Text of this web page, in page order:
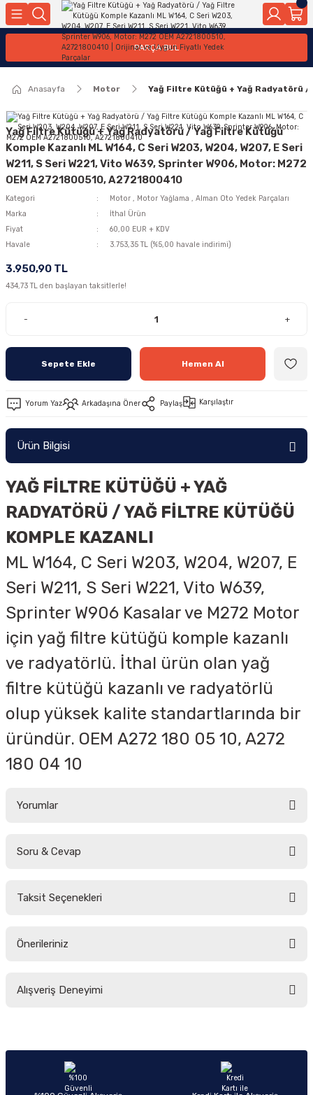
Geri Dön
Parçaları
Geri Dön
Geri Dön
Motor Elektrik
Ateşleme Buji Bobin Buji Kablosu
Alternatör Marş Motoru
Geri Dön
Geri Dön
Geri Dön
Kollar
Geri Dön
Sistemleri
Geri Dön
Ön Arka
Geri Dön
PARÇA BUL
Anasayfa Motor Yağ Filtre Kütüğü + Yağ Radyatörü /
Yağ Filtre Kütüğü + Yağ Radyatörü / Yağ Filtre Kütüğü
Komple Kazanlı ML W164, C Seri W203, W204, W207, E Seri
W211, S Seri W221, Vito W639, Sprinter W906, Motor: M272
OEM A2721800510, A2721800410
Kategori Motor , Motor Yağlama , Alman Oto Yedek Parçaları
Marka
İthal Ürün
Fiyat
60,00 EUR + KDV
Havale
3.753,35 TL (%5,00 havale indirimi)
3.950,90 TL
434,73 TL den başlayan taksitlerle!
- +
Sepete Ekle Hemen Al
Yorum Yaz Arkadaşına Öner Paylaş Karşılaştır
Ürün Bilgisi
YAĞ FİLTRE KÜTÜĞÜ + YAĞ
RADYATÖRÜ / YAĞ FİLTRE KÜTÜĞÜ
KOMPLE KAZANLI
ML W164, C Seri W203, W204, W207, E
Seri W211, S Seri W221, Vito W639,
Sprinter W906 Kasalar ve M272 Motor
için yağ filtre kütüğü komple kazanlı
ve radyatörlü. İthal ürün olan yağ
filtre kütüğü kazanlı ve radyatörlü
olup yüksek kalite standartlarında bir
üründür. OEM A272 180 05 10, A272
180 04 10
Yorumlar
Soru & Cevap
Taksit Seçenekleri
Önerileriniz
yetersiz gördüğünüz noktaları öneri formunu kullanarak tarafımıza
Ürün açıklamasında eksik bilgiler bulunuyor.
Alışveriş Deneyimi
Sitemize ilk yorumu siz yapın!